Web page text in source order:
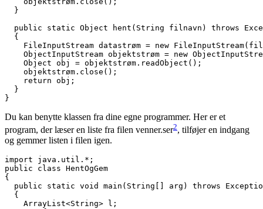
  }
public static Object hent(String filnavn) throws
  {
FileInputStream datastrøm = new
    ObjectInputStream
objektstrøm = new
    Object obj =
objektstrøm .readObject();
objektstrøm .close();
    return obj;
  }
}
Du kan benytte klassen fra dine egne programmer. Her er et
program, der læser en liste fra filen venner.ser2, tilføjer en indgang
og gemmer listen i filen igen.
import java.util.*;
public class HentOgGem
{
public static void main(String[] arg) throws
  {
    ArrayList<String> l;